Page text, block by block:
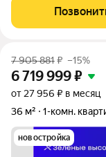
13,80 кв. м кухни.
квартиры:
7 905 881₽ –15%
6 719 999₽
от 27 956 ₽ в месяц
36 м²
1-комн.
новостройка